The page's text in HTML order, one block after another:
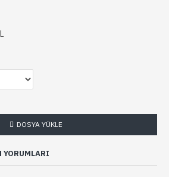
DOSYA YÜKLE
YORUMLARI